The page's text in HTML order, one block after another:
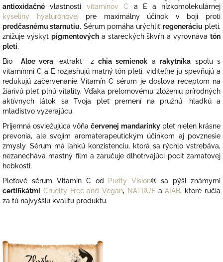
antioxidačné vlastnosti vitamínov C a E a nízkomolekulárnej
kyseliny hyalurónovejpre maximálny účinok v boji proti
predčasnému starnutiu. Sérum pomáha urýchliť regeneráciu pleti,
znižuje výskyt pigmentovýcha stareckých škvŕn a vyrovnáva tón
pleti.
Bio Aloe vera, extrakt z chia semienok arakytníka spolu s
vitamínmi C a E rozjasňujú matný tón pleti, viditeľne ju spevňujú a
redukujú začervenanie.Vitamín C sérum je doslova receptom na
žiarivú pleť plnú vitality. Vďaka prelomovému zloženiu prírodných
aktívnych látok sa Tvoja pleť premení na pružnú, hladkú a
mladistvo vyzerajúcu.
Príjemná osviežujúca vôňačervenej mandarínkypleť nielen krásne
prevonia, ale svojím aromaterapeutickým účinkom aj povznesie
zmysly. Sérum má ľahkú konzistenciu, ktorá sa rýchlo vstrebáva,
nezanecháva mastný film a zaručuje dlhotrvajúci pocit zamatovej
hebkosti.
Pleťové sérum Vitamín C od Purity Vision®sa pýši známymi
certifikátmi Cruelty Free and Vegan, NATRUEaAIAB, ktoré ručia
za tú najvyššiu kvalitu produktu.